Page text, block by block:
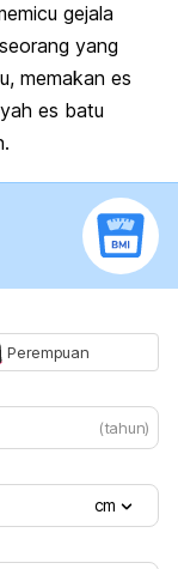
gejala
yang
memakan es
es batu
Perempuan
(tahun)
cm